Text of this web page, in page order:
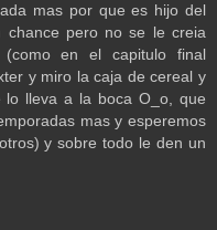
mas por que es hijo del
chance pero no se le creia
(como en el capitulo final
y miro la caja de cereal y
lleva a la boca O_o, que
mas y esperemos
y sobre todo le den un